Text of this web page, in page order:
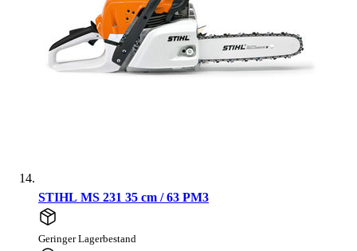
STIHL MS 231 35 cm / 63 PM3
Geringer Lagerbestand